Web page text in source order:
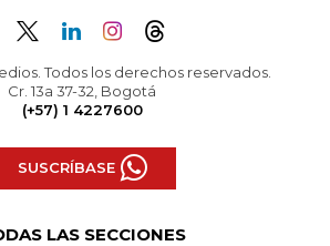
Todos los derechos reservados.
Cr. 13a 37-32, Bogotá
(+57) 1 4227600
SUSCRÍBASE
LAS SECCIONES